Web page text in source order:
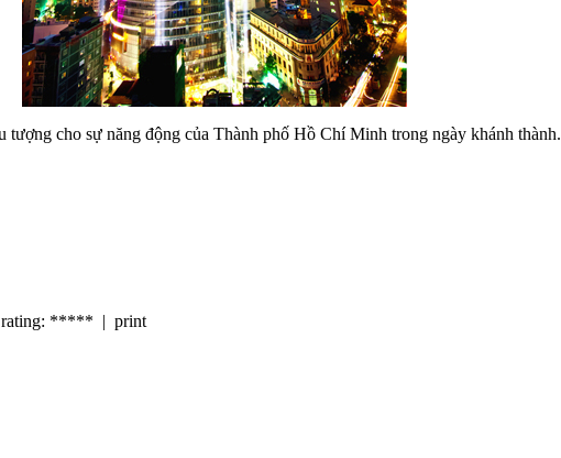
tượng cho sự năng động của Thành phố Hồ Chí Minh trong ngày khánh thành.
***** | print